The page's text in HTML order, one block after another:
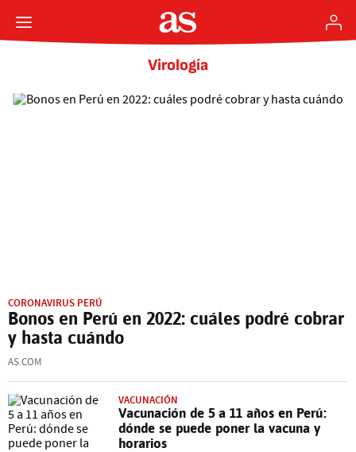
Virología
CORONAVIRUS PERÚ
Bonos en Perú en 2022: cuáles podré cobrar
y hasta cuándo
AS.COM
VACUNACIÓN
Vacunación de 5 a 11 años en Perú:
dónde se puede poner la vacuna y
horarios